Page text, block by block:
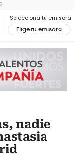
Selecciona tu emisora
Elige tu emisora
nadie